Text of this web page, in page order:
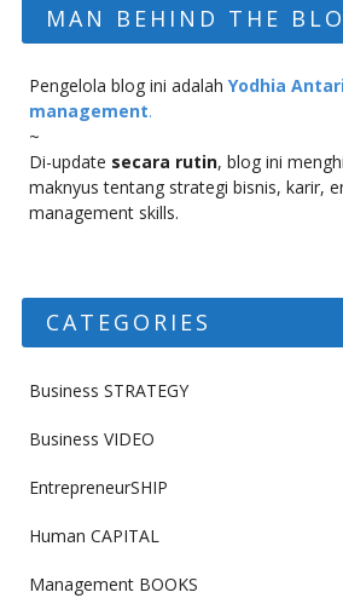
MAN BEHIND THE
Pengelola blog ini adalah Yodhia
management.
~
Di-update secara rutin, blog ini
maknyus tentang strategi bisnis, karir,
management skills.
CATEGORIES
Business STRATEGY
Business VIDEO
EntrepreneurSHIP
Human CAPITAL
Management BOOKS